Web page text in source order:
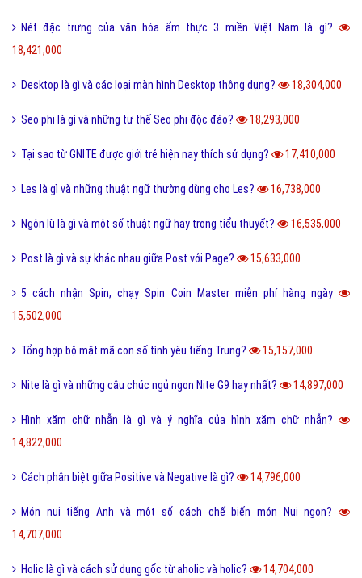
Nét đặc trưng của văn hóa ẩm thực 3 miền Việt Nam là gì?
18,421,000
Desktop là gì và các loại màn hình Desktop thông dụng? 18,304,000
Seo phi là gì và những tư thế Seo phi độc đáo? 18,293,000
Tại sao từ GNITE được giới trẻ hiện nay thích sử dụng? 17,410,000
Les là gì và những thuật ngữ thường dùng cho Les? 16,738,000
Ngôn lù là gì và một số thuật ngữ hay trong tiểu thuyết? 16,535,000
Post là gì và sự khác nhau giữa Post với Page? 15,633,000
5 cách nhận Spin, chạy Spin Coin Master miễn phí hàng ngày
15,502,000
Tổng hợp bộ mật mã con số tình yêu tiếng Trung? 15,157,000
Nite là gì và những câu chúc ngủ ngon Nite G9 hay nhất? 14,897,000
Hình xăm chữ nhẫn là gì và ý nghĩa của hình xăm chữ nhẫn?
14,822,000
Cách phân biệt giữa Positive và Negative là gì? 14,796,000
Món nui tiếng Anh và một số cách chế biến món Nui ngon?
14,707,000
Holic là gì và cách sử dụng gốc từ aholic và holic? 14,704,000